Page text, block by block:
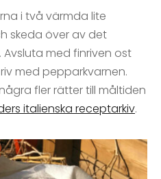
i två värmda lite
skeda över av det
med finriven ost
med pepparkvarnen.
fler rätter till måltiden
italienska receptarkiv.